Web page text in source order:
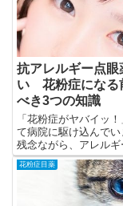
抗アレルギー点眼
い 花粉症になる
べき3つの知識
「花粉症がヤバイッ
て病院に駆け込んでい
残念ながら、アレルギ
症状が出てから使い
かなか効きません。
花粉症目薬